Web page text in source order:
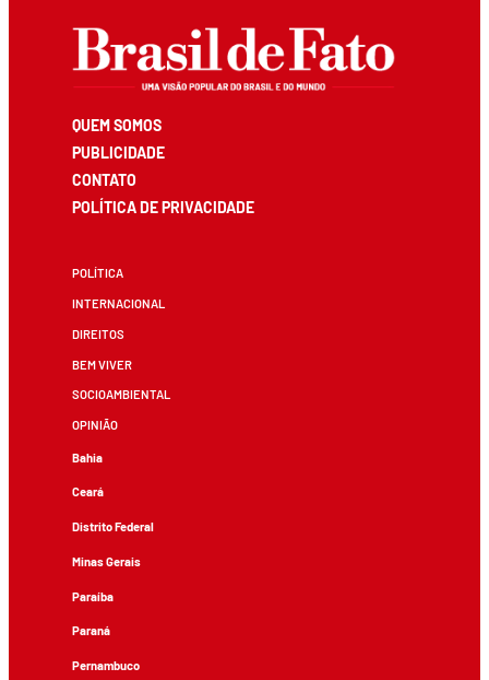
QUEM SOMOS
PUBLICIDADE
CONTATO
POLÍTICA DE PRIVACIDADE
POLÍTICA
INTERNACIONAL
DIREITOS
BEM VIVER
SOCIOAMBIENTAL
OPINIÃO
Bahia
Ceará
Distrito Federal
Minas Gerais
Paraíba
Paraná
Pernambuco